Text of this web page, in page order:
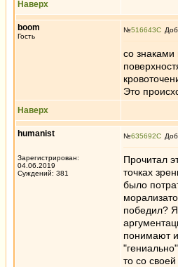
Наверх
boom
Гость
№516643
со знаками
Это
Наверх
humanist
Зарегистрирован:
04.06.2019
Суждений: 381
№635692
Прочитал
точках
было
победил?
понимают
то со